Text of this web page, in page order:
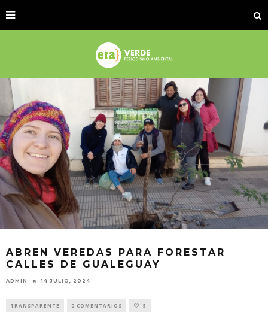
ABREN VEREDAS PARA FORESTAR
CALLES DE GUALEGUAY
ADMIN 14 JULIO, 2024
TRANSPARENTE 0 COMENTARIOS 5